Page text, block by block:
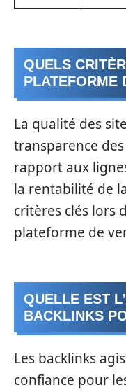
QUELS
PLATEFORME
La qualité des
transparence
rapport aux
la rentabilité de
critères clés lors
plateforme de
QUELLE EST
BACKLINKS
Les backlinks
confiance pour